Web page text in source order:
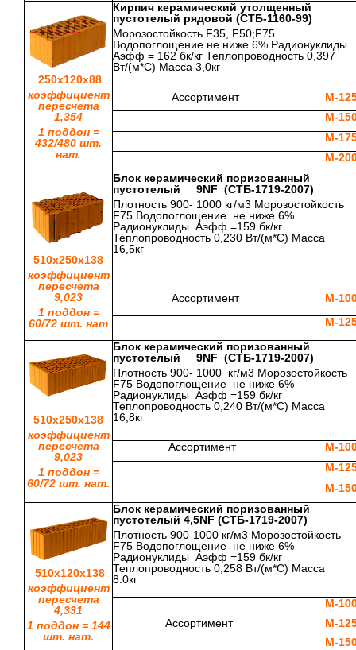
250х120х88
коэффициент
пересчета
1,354
1 поддон =
432/480 шт.
нат.
Кирпич керамический утолщенный
пустотелый рядовой (СТБ-1160-99)
Морозостойкость F35, F50;F75.
Водопоглощение не ниже 6% Радионуклиды
Аэфф = 162 бк/кг Теплопроводность 0,397
Вт/(м*С) Масса 3,0кг
Ассортимент М-
М-
М-
М-
510х250х138
коэффициент
пересчета
9,023
1 поддон =
60/72 шт. нат
Блок керамический поризованный
пустотелый 9NF (СТБ-1719-2007)
Плотность 900- 1000 кг/м3 Морозостойкость
F75 Водопоглощение не ниже 6%
Радионуклиды Аэфф =159 бк/кг
Теплопроводность 0,230 Вт/(м*С) Масса
16,5кг
Ассортимент М-
М-
510х250х138
коэффициент
пересчета
9,023
1 поддон =
60/72 шт. нат.
Блок керамический поризованный
пустотелый 9NF (СТБ-1719-2007)
Плотность 900- 1000 кг/м3 Морозостойкость
F75 Водопоглощение не ниже 6%
Радионуклиды Аэфф =159 бк/кг
Теплопроводность 0,240 Вт/(м*С) Масса
16,8кг
Ассортимент М-
М-
М-
510х120х138
коэффициент
пересчета
4,331
1 поддон = 144
шт. нат.
Блок керамический поризованный
пустотелый 4,5NF (СТБ-1719-2007)
Плотность 900-1000 кг/м3 Морозостойкость
F75 Водопоглощение не ниже 6%
Радионуклиды Аэфф =159 бк/кг
Теплопроводность 0,258 Вт/(м*С) Масса
8.0кг
М-
Ассортимент М-
М-